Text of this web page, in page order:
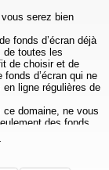
serez bien
fonds d’écran déjà
de toutes les
de choisir et de
d’écran qui ne
en ligne régulières de
ce domaine, ne vous
des fonds
savoir et réussir
sur votre